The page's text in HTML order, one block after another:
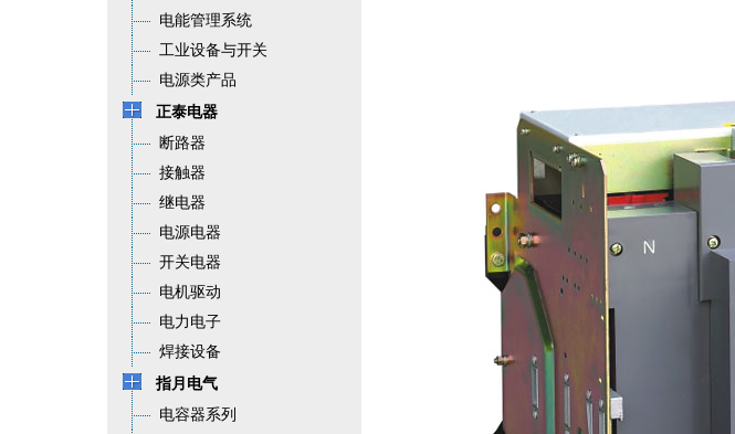
电能管理系统
工业设备与开关
电源类产品
正泰电器
断路器
接触器
继电器
电源电器
开关电器
电机驱动
电力电子
焊接设备
指月电气
电容器系列